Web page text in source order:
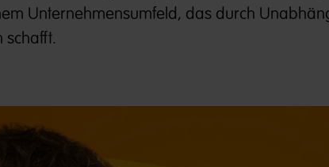
Unternehmensumfeld, das durch
schafft.